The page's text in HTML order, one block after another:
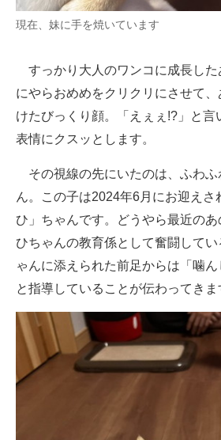
現在、妹に手を焼いています
すっかり大人のワンコに成長した
にやらおめめをクリクリにさせて
けたびっくり顔。「えぇぇ!?」と言
表情にクスッとします。
その視線の先にいたのは、ふわふ
ん。この子は2024年6月にお迎えさ
ひ」ちゃんです。どうやら最近の
ひちゃんの教育係として奮闘して
ゃんに添えられた前足からは「噛ん
と指導していることが伝わってきま